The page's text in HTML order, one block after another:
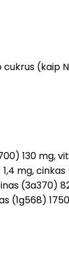
(kaip
130 mg,
mg,
(1g568)